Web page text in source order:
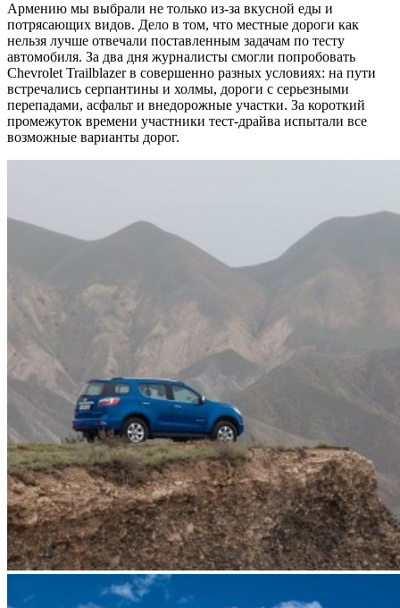
Армению мы выбрали не только из-за вкусной еды и
потрясающих видов. Дело в том, что местные дороги как
нельзя лучше отвечали поставленным задачам по тесту
автомобиля. За два дня журналисты смогли попробовать
Chevrolet Trailblazer в совершенно разных условиях: на пути
встречались серпантины и холмы, дороги с серьезными
перепадами, асфальт и внедорожные участки. За короткий
промежуток времени участники тест-драйва испытали все
возможные варианты дорог.